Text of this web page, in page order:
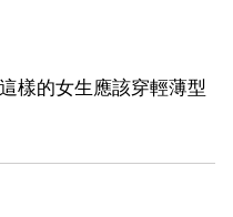
樣的女生應該穿輕薄型